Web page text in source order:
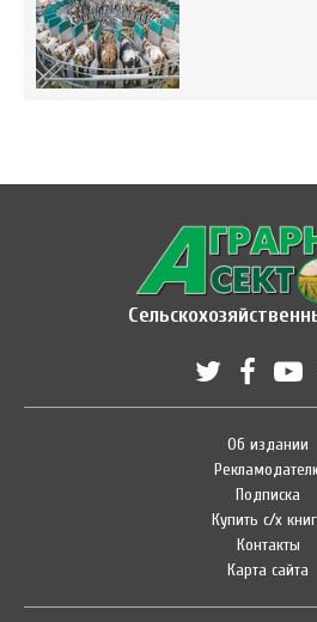
Об издании
Подписка
Купить с/х
Контакты
Карта сайта